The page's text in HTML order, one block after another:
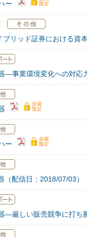
ー
ブリッド証券における資
―事業環境変化への対
ー
（配信日：2018/07/03）
―厳しい販売競争に打